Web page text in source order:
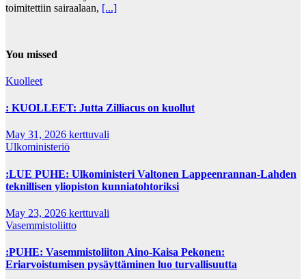
toimitettiin sairaalaan, [...]
You missed
Kuolleet
: KUOLLEET: Jutta Zilliacus on kuollut
May 31, 2026 kerttuvali
Ulkoministeriö
:LUE PUHE: Ulkoministeri Valtonen Lappeenrannan-Lahden
teknillisen yliopiston kunniatohtoriksi
May 23, 2026 kerttuvali
Vasemmistoliitto
:PUHE: Vasemmistoliiton Aino-Kaisa Pekonen:
Eriarvoistumisen pysäyttäminen luo turvallisuutta